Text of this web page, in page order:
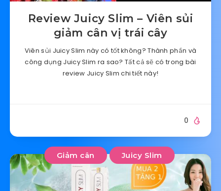
Review Juicy Slim – Viên sủi
giảm cân vị trái cây
Viên sủi Juicy Slim này có tốt không? Thành phần và
công dụng Juicy Slim ra sao? Tất cả sẽ có trong bài
review Juicy Slim chi tiết này!
0
Giảm cân Juicy Slim